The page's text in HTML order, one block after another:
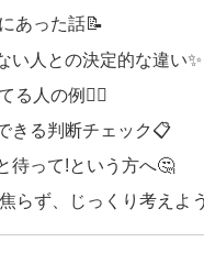
あった話📝
い人との決定的な違い✨
る人の例🙆‍♂️
きる判断チェック📋
待って!という方へ🤔
らず、じっくり考えよ